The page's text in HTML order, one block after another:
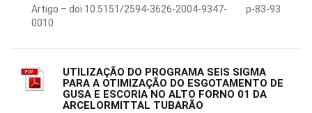
Artigo – doi 10.5151/2594-3626-2004-9347-
0010
p-83-93
UTILIZAÇÃO DO PROGRAMA SEIS SIGMA
PARA A OTIMIZAÇÃO DO ESGOTAMENTO DE
GUSA E ESCORIA NO ALTO FORNO 01 DA
ARCELORMITTAL TUBARÃO